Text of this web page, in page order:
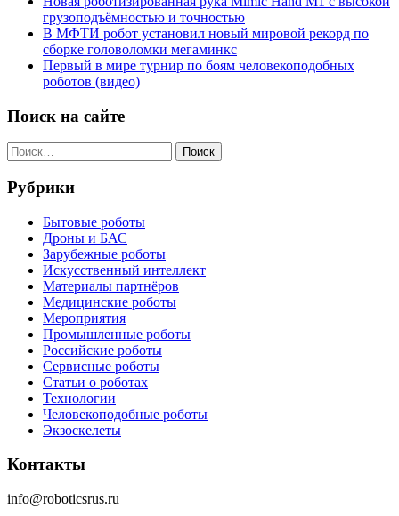
грузоподъёмностью и точностью
В МФТИ робот установил новый мировой рекорд по
сборке головоломки мегаминкс
Первый в мире турнир по боям человекоподобных
роботов (видео)
Поиск на сайте
Найти:
Рубрики
Бытовые роботы
Дроны и БАС
Зарубежные роботы
Искусственный интеллект
Материалы партнёров
Медицинские роботы
Мероприятия
Промышленные роботы
Российские роботы
Сервисные роботы
Статьи о роботах
Технологии
Человекоподобные роботы
Экзоскелеты
Контакты
info@roboticsrus.ru